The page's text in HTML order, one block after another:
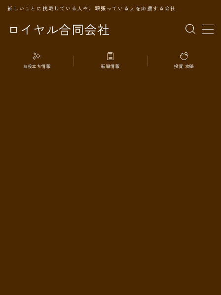
ロイヤル合同会社
新しいことに挑戦している人や、頑張っている人を応援する会社
MENU
TOPページ
お役立ち情報 転職情報 投資 攻略